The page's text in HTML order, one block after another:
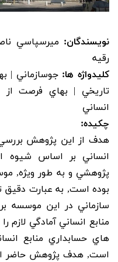
نویسندگان: ميرسپاسي
رقيه
کلیدواژه ها: جوسازماني |
تاريخي | بهاي فرصت از
انساني
چکیده:
هدف از اين پژوهش
انساني بر اساس شيوه
پژوهشي و به طور ويژه,
بوده است, به عبارت دقيق
سازماني در اين موسسه
منابع انساني آمادگي
هاي حسابداري منابع
است, هدف پژوهش حاضر